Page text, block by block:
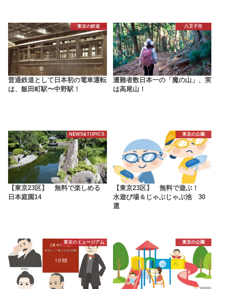
東京の鉄道
普通鉄道として日本初の電車運転
は、飯田町駅〜中野駅！
八王子市
遭難者数日本一の「魔の山」、実
は高尾山！
NEWS&TOPICS
【東京23区】 無料で楽しめる
日本庭園14
東京の公園
【東京23区】 無料で遊ぶ！
水遊び場＆じゃぶじゃぶ池 30
選
東京のミュージアム 東京の公園